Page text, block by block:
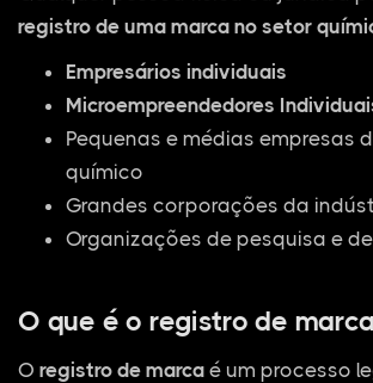
registro de uma marca no setor
Empresários individuais
Microempreendedores
Pequenas e médias empresas
químico
Grandes corporações da
Organizações de pesquisa e
O que é o registro de
O registro de marca é um processo